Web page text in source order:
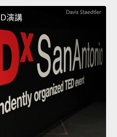
演講